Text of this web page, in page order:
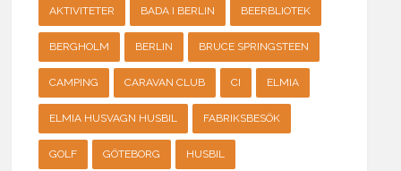
AKTIVITETER BADA I BERLIN BEERBLIOTEK
BERGHOLM BERLIN BRUCE SPRINGSTEEN
CAMPING CARAVAN CLUB CI ELMIA
ELMIA HUSVAGN HUSBIL FABRIKSBESÖK
GOLF GÖTEBORG HUSBIL